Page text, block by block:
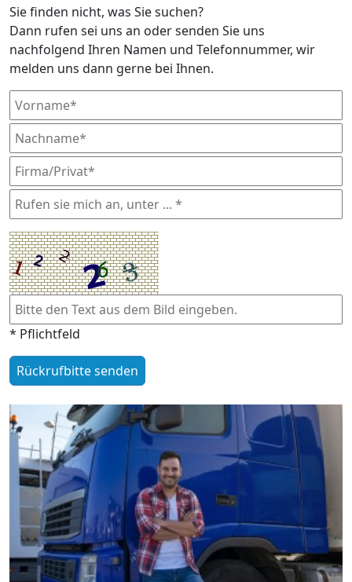
Sie finden nicht, was Sie suchen?
Dann rufen sei uns an oder senden Sie uns
nachfolgend Ihren Namen und Telefonnummer, wir
melden uns dann gerne bei Ihnen.
* Pflichtfeld